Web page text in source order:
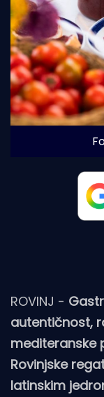
ROVINJ -
autentičnost,
mediteranske
Rovinjske
latinskim